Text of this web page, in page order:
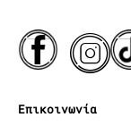
Επικοινωνία